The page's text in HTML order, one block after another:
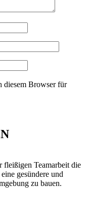
diesem Browser für
fleißigen Teamarbeit die
gesündere und
zu bauen.